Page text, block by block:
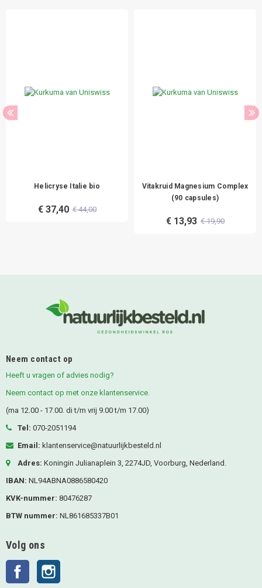
Helicryse Italie bio
€ 37,40 € 44,00
Vitakruid Magnesium Complex
(90 capsules)
€ 13,93 € 19,90
Neem contact op
Heeft u vragen of advies nodig?
Neem contact op met onze klantenservice.
(ma 12.00 - 17.00. di t/m vrij 9.00 t/m 17.00)
Tel: 070-2051194
Email: klantenservice@natuurlijkbesteld.nl
Adres: Koningin Julianaplein 3, 2274JD, Voorburg, Nederland.
IBAN: NL94ABNA0886580420
KVK-nummer: 80476287
BTW nummer: NL861685337B01
Volg ons
Facebook